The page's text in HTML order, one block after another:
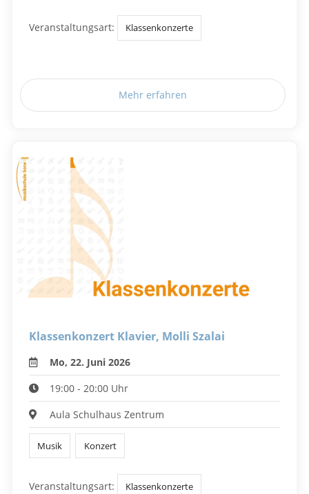
Veranstaltungsart: Klassenkonzerte
Mehr erfahren
Klassenkonzert Klavier, Molli Szalai
Mo, 22. Juni 2026
19:00 - 20:00 Uhr
Aula Schulhaus Zentrum
Musik Konzert
Veranstaltungsart: Klassenkonzerte